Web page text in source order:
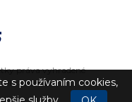
práva vyhradené
vibration.sk
s používaním cookies,